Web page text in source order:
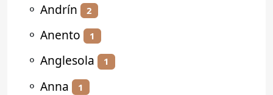
⚬ Andrín 2
⚬ Anento 1
⚬ Anglesola 1
⚬ Anna 1